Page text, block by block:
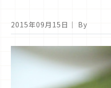
2015年09月15日 ｜ By